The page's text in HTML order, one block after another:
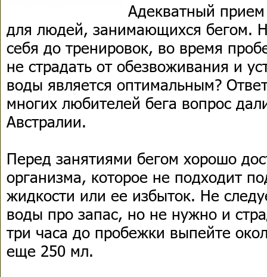
Адекватный
для людей, занимающихся бегом.
себя до тренировок, во время
не страдать от обезвоживания и
воды является оптимальным?
многих любителей бега вопрос
Австралии.
Перед занятиями бегом хорошо
организма, которое не подходит
жидкости или ее избыток. Не
воды про запас, но не нужно и
три часа до пробежки выпейте
еще 250 мл.